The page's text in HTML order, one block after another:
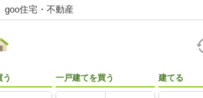
goo住宅・不動産
う 一戸建てを買う 建てる